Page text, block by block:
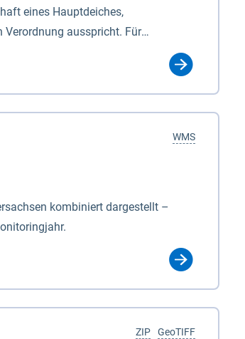
eines Hauptdeiches,
Verordnung ausspricht. Für
Die Widmung "2.Deichlinie" ist
sind (§2 Abs.3 NDG). Ein Bauwerk
durch Verordnung
WMS
kombiniert dargestellt –
GeoTIFF
ZIP